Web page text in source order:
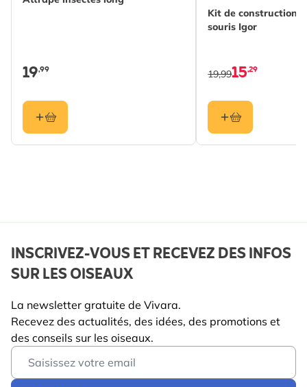
19,99
Kit de construction
souris Igor
15,29
19,99
INSCRIVEZ-VOUS ET RECEVEZ DES INFOS
SUR LES OISEAUX
La newsletter gratuite de Vivara.
Recevez des actualités, des idées, des promotions et
des conseils sur les oiseaux.
Email Address